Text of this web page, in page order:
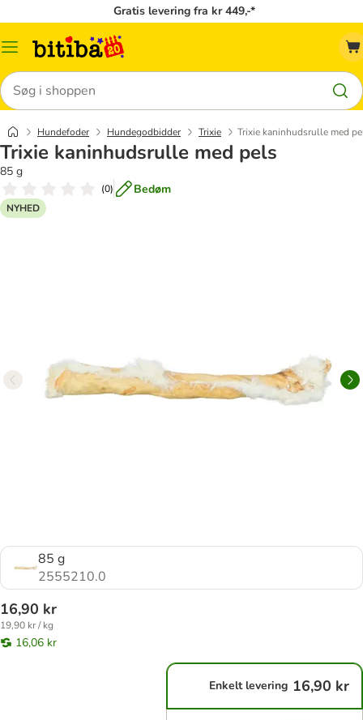
Gratis levering fra kr 449,-*
Menu
Søg
Hundefoder Hundegodbidder Trixie Trixie kaninhudsrulle med
Trixie kaninhudsrulle med pels
85 g
(0) Bedøm
NYHED
85 g
2555210.0
16,90 kr
19,90 kr / kg
16,06 kr
Enkelt levering 16,90 kr